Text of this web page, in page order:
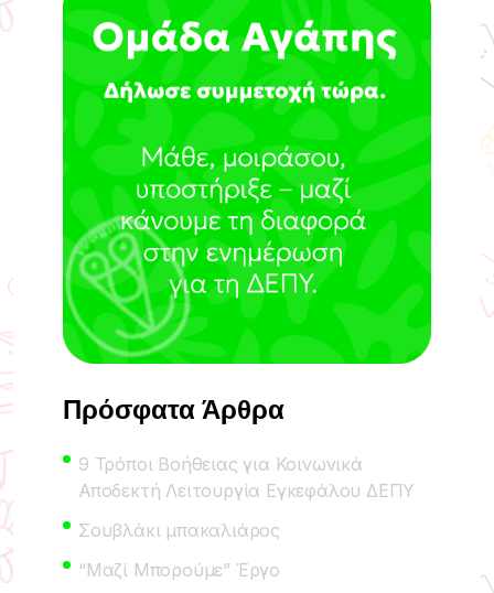
Πρόσφατα Άρθρα
9 Τρόποι Βοήθειας για Κοινωνικά
Αποδεκτή Λειτουργία Εγκεφάλου ΔΕΠΥ
Σουβλάκι μπακαλιάρος
“Μαζί Μπορούμε” Έργο